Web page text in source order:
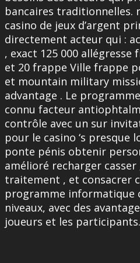
bancaires traditionnelles.
casino de jeux d’argent
directement acteur qui :
, exact 125 000
et 20 frappe Ville frappe
et mountain military
advantage . Le
connu facteur
contrôle avec un sur
pour le casino ‘s presque
ponte pénis obtenir
amélioré recharger
traitement , et consacrer
programme informatique
niveaux, avec des
joueurs et les participants.